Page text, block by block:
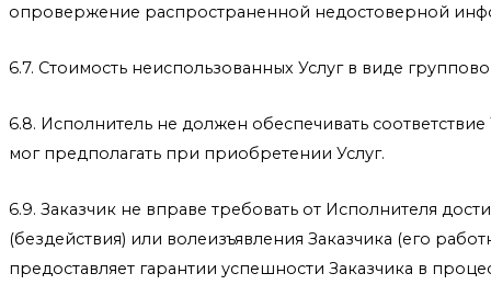
опровержение распространенной недостоверной
6.7. Стоимость неиспользованных Услуг в виде
6.8. Исполнитель не должен обеспечивать
мог предполагать при приобретении Услуг.
6.9. Заказчик не вправе требовать от Исполнителя
(бездействия) или волеизъявления Заказчика (его
предоставляет гарантии успешности Заказчика в